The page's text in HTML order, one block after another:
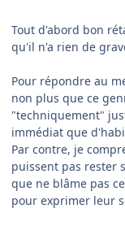
Tout d'abord bon
qu'il n'a rien de
Pour répondre au
non plus que ce
"techniquement"
immédiat que
Par contre, je
puissent pas rester
que ne blâme pas
pour exprimer leur